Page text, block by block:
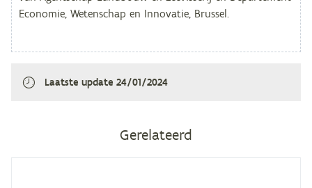
Laatste update 24/01/2024
Gerelateerd